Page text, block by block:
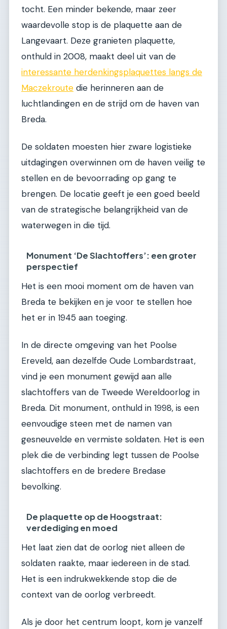
tocht. Een minder bekende, maar zeer
waardevolle stop is de plaquette aan de
Langevaart. Deze granieten plaquette,
onthuld in 2008, maakt deel uit van de
interessante herdenkingsplaquettes langs de
Maczekroute die herinneren aan de
luchtlandingen en de strijd om de haven van
Breda.
De soldaten moesten hier zware logistieke
uitdagingen overwinnen om de haven veilig te
stellen en de bevoorrading op gang te
brengen. De locatie geeft je een goed beeld
van de strategische belangrijkheid van de
waterwegen in die tijd.
Monument ‘De Slachtoffers’: een groter
perspectief
Het is een mooi moment om de haven van
Breda te bekijken en je voor te stellen hoe
het er in 1945 aan toeging.
In de directe omgeving van het Poolse
Ereveld, aan dezelfde Oude Lombardstraat,
vind je een monument gewijd aan alle
slachtoffers van de Tweede Wereldoorlog in
Breda. Dit monument, onthuld in 1998, is een
eenvoudige steen met de namen van
gesneuvelde en vermiste soldaten. Het is een
plek die de verbinding legt tussen de Poolse
slachtoffers en de bredere Bredase
bevolking.
De plaquette op de Hoogstraat:
verdediging en moed
Het laat zien dat de oorlog niet alleen de
soldaten raakte, maar iedereen in de stad.
Het is een indrukwekkende stop die de
context van de oorlog verbreedt.
Als je door het centrum loopt, kom je vanzelf